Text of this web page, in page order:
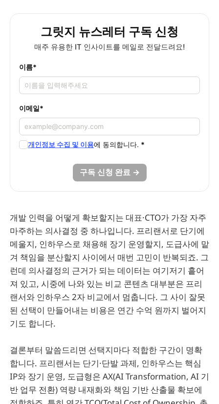
그릿지 뉴스레터 구독 신청
매주 유용한 IT 인사이트를 메일로 전달드려요!
이름*
이메일*
개인정보 수집 및 이용에 동의합니다. *
구독 신청 완료 →
개발 인력을 어떻게 확보할지는 대표·CTO가 가장 자주
마주하는 의사결정 중 하나입니다. 프리랜서로 단기에
메울지, 인하우스로 채용해 장기 운영할지, 도급사에 맡
겨 책임을 분산할지 사이에서 매번 고민이 반복되죠. 그
런데 의사결정의 근거가 되는 데이터는 여기저기 흩어
져 있고, 시중에 나와 있는 비교 콘텐츠 대부분은 프리
랜서와 인하우스 2자 비교에서 멈춥니다. 그 사이 잘못
된 선택이 만들어내는 비용은 연간 수억 원까지 벌어지
기도 합니다.
결론부터 말씀드리면 선택지마다 적합한 구간이 명확
합니다. 프리랜서는 단기·단발 과제, 인하우스는 핵심
IP와 장기 운영, 도급형은 AX(AI Transformation, AI 기
반 업무 전환) 역량 내재화와 책임 기반 산출물 확보에